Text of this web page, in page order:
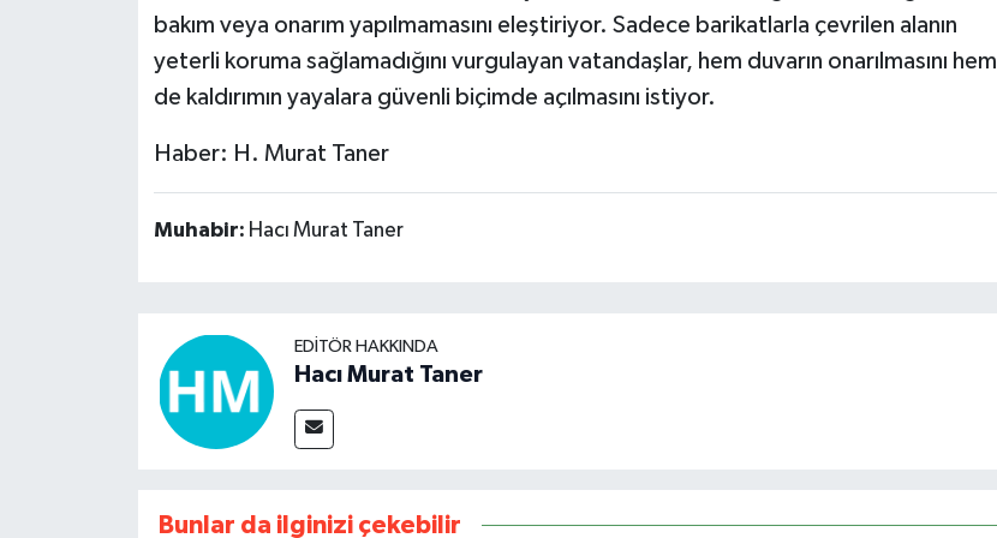
bakım veya onarım yapılmamasını eleştiriyor. Sadece barikatlarla çevrilen alanın
yeterli koruma sağlamadığını vurgulayan vatandaşlar, hem duvarın onarılmasını hem
de kaldırımın yayalara güvenli biçimde açılmasını istiyor.
Haber: H. Murat Taner
Muhabir: Hacı Murat Taner
EDITÖR HAKKINDA
Hacı Murat Taner
Bunlar da ilginizi çekebilir